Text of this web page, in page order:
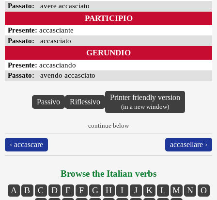
Passato: avere accasciato
PARTICIPIO
Presente: accasciante
Passato: accasciato
GERUNDIO
Presente: accasciando
Passato: avendo accasciato
Passivo Riflessivo
Printer friendly version
(in a new window)
continue below
‹ accascare accasellare ›
Browse the Italian verbs
A B C D E F G H I J K L M N
O